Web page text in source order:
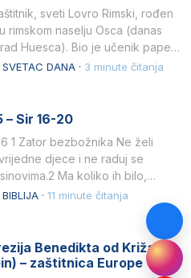
sveti Lovro Rimski, rođen
rimskom naselju Osca (danas
Huesca). Bio je učenik pape…
DANA · 3 minute čitanja
Biblija 365 – Sir 16-20
1 Zator bezbožnika Ne želi
djece i ne raduj se
Ma koliko ih bilo,…
· 11 minute čitanja
Benedikta od Križa
– zaštitnica Europe